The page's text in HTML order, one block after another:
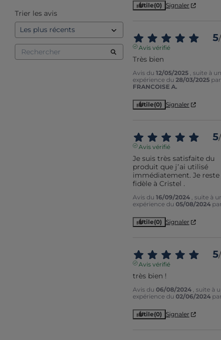
Trier les avis
Utile(0) Signaler
5/
Avis vérifié
Très bien
Avis du 12/05/2025 , suite à
expérience du 28/03/2025 par
FRANCOISE A.
Utile(0) Signaler
5/
Avis vérifié
Je suis très satisfaite du
produit que j’ai utilisé
immédiatement. Je reste
fidèle à Cristel .
Avis du 16/09/2024 , suite à
expérience du 05/08/2024
Utile(0) Signaler
5/
Avis vérifié
très bien !
Avis du 06/08/2024 , suite à
expérience du 02/06/2024
Utile(0) Signaler